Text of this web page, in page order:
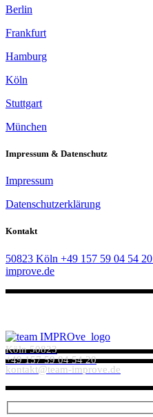
Berlin
Frankfurt
Hamburg
Köln
Stuttgart
München
Impressum & Datenschutz
Impressum
Datenschutzerklärung
Kontakt
50823 Köln +49 157 59 04 54 20
improve.de
Köln 50823
+49 157 59 04 54 20
kontakt@team-improve.de